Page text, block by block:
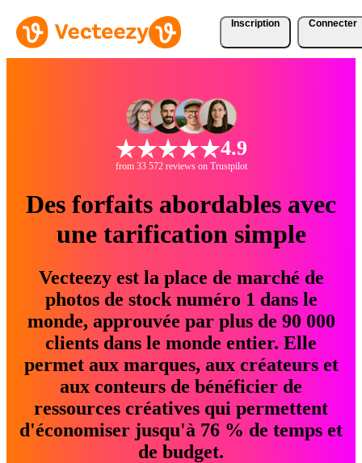
Inscription Connecter
4.9
from 33 572 reviews on Trustpilot
Des forfaits abordables avec
une tarification simple
Vecteezy est la place de marché de
photos de stock numéro 1 dans le
monde, approuvée par plus de 90 000
clients dans le monde entier. Elle
permet aux marques, aux créateurs et
aux conteurs de bénéficier de
ressources créatives qui permettent
d'économiser jusqu'à 76 % de temps et
de budget.